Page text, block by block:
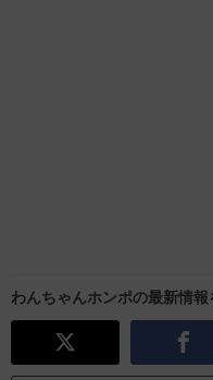
わんちゃんホンポの最新情報